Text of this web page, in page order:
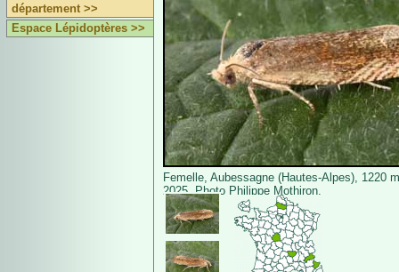
département >>
Espace Lépidoptères >>
Femelle, Aubessagne (Hautes-Alpes), 1220
2025. Photo Philippe Mothiron.